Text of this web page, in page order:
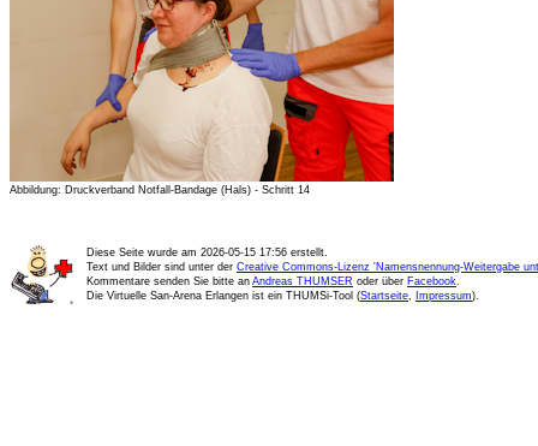
Abbildung: Druckverband Notfall-Bandage (Hals) - Schritt 14
Diese Seite wurde am 2026-05-15 17:56 erstellt.
Text und Bilder sind unter der Creative Commons-Lizenz 'Namensnennung-Weitergabe
Kommentare senden Sie bitte an Andreas THUMSER oder über Facebook.
Die Virtuelle San-Arena Erlangen ist ein THUMSi-Tool (Startseite, Impressum).